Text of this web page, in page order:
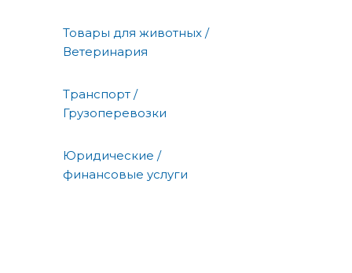
Товары для животных /
Ветеринария
Транспорт /
Грузоперевозки
Юридические /
финансовые услуги